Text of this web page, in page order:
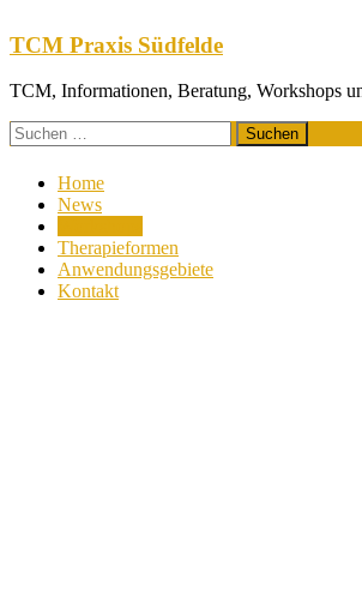
Inhalt
springen
TCM Praxis Südfelde
TCM, Informationen, Beratung, Workshops
Suchen
nach:
Home
News
Therapieformen
Anwendungsgebiete
Kontakt